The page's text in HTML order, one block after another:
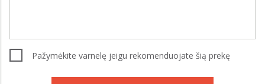
Pažymėkite varnelę jeigu rekomenduojate šią prekę